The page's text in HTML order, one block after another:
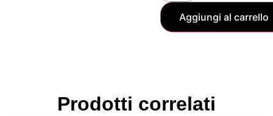
Aggiungi al carrello
Prodotti correlati